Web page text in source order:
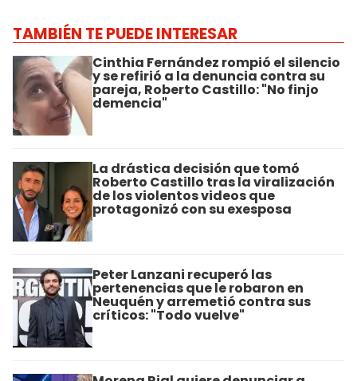
TAMBIÉN TE PUEDE INTERESAR
Cinthia Fernández rompió el silencio
y se refirió a la denuncia contra su
pareja, Roberto Castillo: "No finjo
demencia"
La drástica decisión que tomó
Roberto Castillo tras la viralización
de los violentos videos que
protagonizó con su exesposa
Peter Lanzani recuperó las
pertenencias que le robaron en
Neuquén y arremetió contra sus
críticos: "Todo vuelve"